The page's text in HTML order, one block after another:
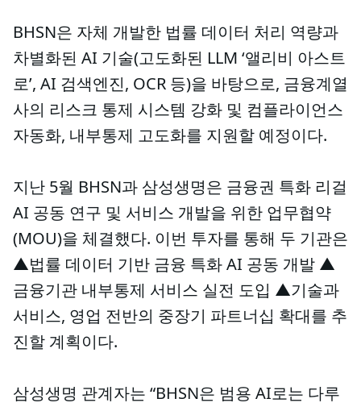
BHSN은 자체 개발한 법률 데이터 처리 역량과
차별화된 AI 기술(고도화된 LLM ‘앨리비 아스트
로’, AI 검색엔진, OCR 등)을 바탕으로, 금융계열
사의 리스크 통제 시스템 강화 및 컴플라이언스
자동화, 내부통제 고도화를 지원할 예정이다.
지난 5월 BHSN과 삼성생명은 금융권 특화 리걸
AI 공동 연구 및 서비스 개발을 위한 업무협약
(MOU)을 체결했다. 이번 투자를 통해 두 기관은
▲법률 데이터 기반 금융 특화 AI 공동 개발 ▲
금융기관 내부통제 서비스 실전 도입 ▲기술과
서비스, 영업 전반의 중장기 파트너십 확대를 추
진할 계획이다.
삼성생명 관계자는 “BHSN은 범용 AI로는 다루